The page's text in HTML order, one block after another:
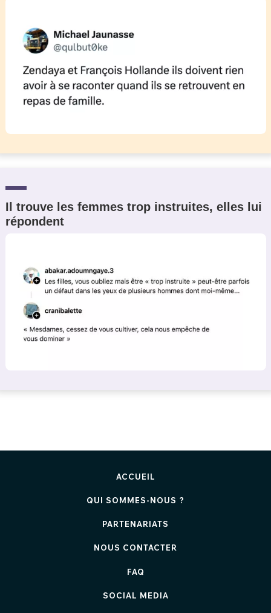
Il trouve les femmes trop instruites, elles lui
répondent
ACCUEIL
QUI SOMMES-NOUS ?
PARTENARIATS
NOUS CONTACTER
FAQ
SOCIAL MEDIA